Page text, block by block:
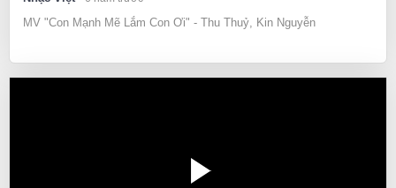
MV "Con Mạnh Mẽ Lắm Con Ơi" - Thu Thuỷ, Kin Nguyễn